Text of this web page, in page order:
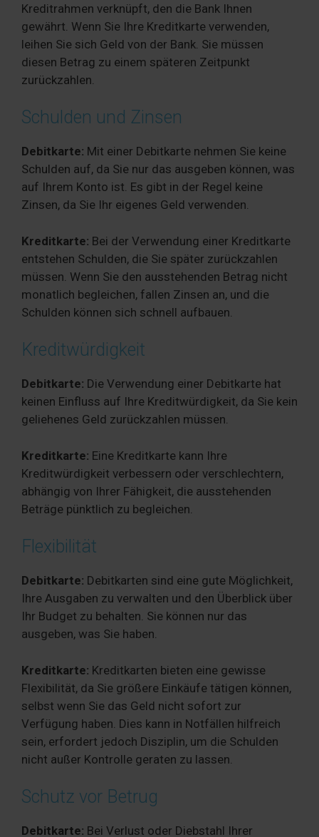
Kreditrahmen verknüpft, den die Bank Ihnen
gewährt. Wenn Sie Ihre Kreditkarte verwenden,
leihen Sie sich Geld von der Bank. Sie müssen
diesen Betrag zu einem späteren Zeitpunkt
zurückzahlen.
Schulden und Zinsen
Debitkarte: Mit einer Debitkarte nehmen Sie keine
Schulden auf, da Sie nur das ausgeben können, was
auf Ihrem Konto ist. Es gibt in der Regel keine
Zinsen, da Sie Ihr eigenes Geld verwenden.
Kreditkarte: Bei der Verwendung einer Kreditkarte
entstehen Schulden, die Sie später zurückzahlen
müssen. Wenn Sie den ausstehenden Betrag nicht
monatlich begleichen, fallen Zinsen an, und die
Schulden können sich schnell aufbauen.
Kreditwürdigkeit
Debitkarte: Die Verwendung einer Debitkarte hat
keinen Einfluss auf Ihre Kreditwürdigkeit, da Sie kein
geliehenes Geld zurückzahlen müssen.
Kreditkarte: Eine Kreditkarte kann Ihre
Kreditwürdigkeit verbessern oder verschlechtern,
abhängig von Ihrer Fähigkeit, die ausstehenden
Beträge pünktlich zu begleichen.
Flexibilität
Debitkarte: Debitkarten sind eine gute Möglichkeit,
Ihre Ausgaben zu verwalten und den Überblick über
Ihr Budget zu behalten. Sie können nur das
ausgeben, was Sie haben.
Kreditkarte: Kreditkarten bieten eine gewisse
Flexibilität, da Sie größere Einkäufe tätigen können,
selbst wenn Sie das Geld nicht sofort zur
Verfügung haben. Dies kann in Notfällen hilfreich
sein, erfordert jedoch Disziplin, um die Schulden
nicht außer Kontrolle geraten zu lassen.
Schutz vor Betrug
Debitkarte: Bei Verlust oder Diebstahl Ihrer